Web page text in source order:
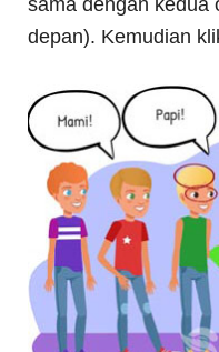
sama dengan kedua
depan). Kemudian